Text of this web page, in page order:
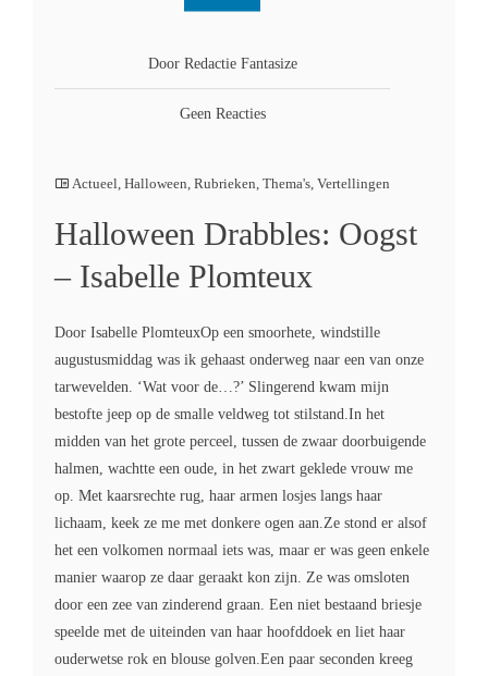
Door Redactie Fantasize
Geen Reacties
Actueel Halloween Rubrieken Thema's Vertellingen
Halloween Drabbles: Oogst
– Isabelle Plomteux
Door Isabelle PlomteuxOp een smoorhete, windstille
augustusmiddag was ik gehaast onderweg naar een van onze
tarwevelden. ‘Wat voor de…?’ Slingerend kwam mijn
bestofte jeep op de smalle veldweg tot stilstand.In het
midden van het grote perceel, tussen de zwaar doorbuigende
halmen, wachtte een oude, in het zwart geklede vrouw me
op. Met kaarsrechte rug, haar armen losjes langs haar
lichaam, keek ze me met donkere ogen aan.Ze stond er alsof
het een volkomen normaal iets was, maar er was geen enkele
manier waarop ze daar geraakt kon zijn. Ze was omsloten
door een zee van zinderend graan. Een niet bestaand briesje
speelde met de uiteinden van haar hoofddoek en liet haar
ouderwetse rok en blouse golven.Een paar seconden kreeg